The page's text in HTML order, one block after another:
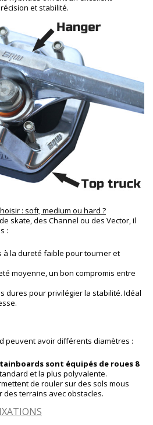
et stabilité.
: soft, medium ou hard ?
skate, des Channel ou des Vector, il
:
à la dureté faible pour tourner et
moyenne, un bon compromis entre
dures pour privilégier la stabilité. Idéal
peuvent avoir différents diamètres :
sont équipés de roues 8
et la plus polyvalente.
de rouler sur des sols mous
des terrains avec obstacles.